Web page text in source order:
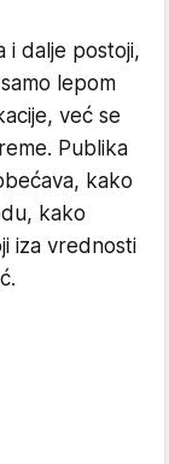
i dalje postoji,
lepom
već se
Publika
kako
kako
iza vrednosti